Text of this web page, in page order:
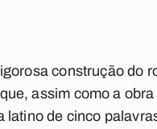
construção do
assim como a
de cinco